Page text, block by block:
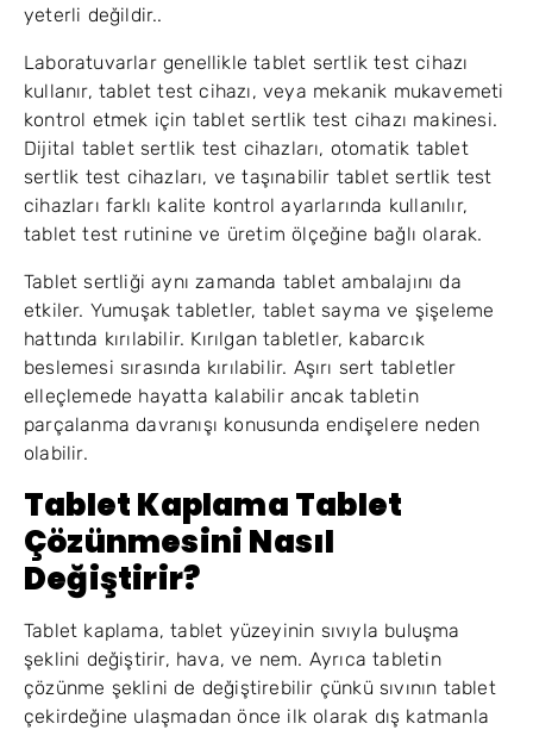
yeterli değildir..
Laboratuvarlar genellikle tablet sertlik test cihazı
kullanır, tablet test cihazı, veya mekanik mukavemeti
kontrol etmek için tablet sertlik test cihazı makinesi.
Dijital tablet sertlik test cihazları, otomatik tablet
sertlik test cihazları, ve taşınabilir tablet sertlik test
cihazları farklı kalite kontrol ayarlarında kullanılır,
tablet test rutinine ve üretim ölçeğine bağlı olarak.
Tablet sertliği aynı zamanda tablet ambalajını da
etkiler. Yumuşak tabletler, tablet sayma ve şişeleme
hattında kırılabilir. Kırılgan tabletler, kabarcık
beslemesi sırasında kırılabilir. Aşırı sert tabletler
elleçlemede hayatta kalabilir ancak tabletin
parçalanma davranışı konusunda endişelere neden
olabilir.
Tablet Kaplama Tablet
Çözünmesini Nasıl
Değiştirir?
Tablet kaplama, tablet yüzeyinin sıvıyla buluşma
şeklini değiştirir, hava, ve nem. Ayrıca tabletin
çözünme şeklini de değiştirebilir çünkü sıvının tablet
çekirdeğine ulaşmadan önce ilk olarak dış katmanla